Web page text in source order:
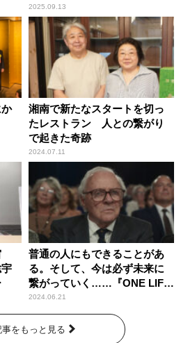
2025.09.13
湘南で新たなスタートを切っ
たレストラン 人との繋がり
で起きた奇跡
2024.07.11
普通の人にもできることがあ
る。そして、今は必ず未来に
繋がっていく……『ONE LIFE
奇跡が繋いだ6000の命』
2024.06.21
事をもっと見る